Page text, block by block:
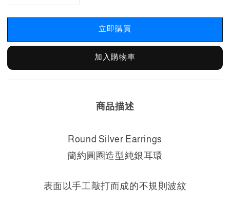
立即購買
加入購物車
商品描述
Round Silver Earrings
簡約圓圈造型純銀耳環
表面以手工敲打而成的不規則波紋